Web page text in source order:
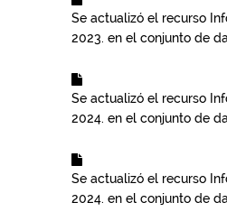
Se actualizó el recurso
2023. en el conjunto de
Se actualizó el recurso
2024. en el conjunto de
Se actualizó el recurso
2024. en el conjunto de